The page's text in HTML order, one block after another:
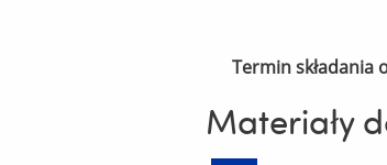
Termin składania
Materiały